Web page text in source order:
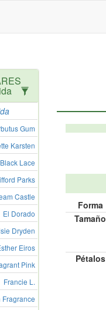
Gum
Karsten
Black Lace
Parks
Castle
El Dorado
Dryden
Eiros
Pink
Francie L.
Fragrance
Forma
Tamaño
Pétalos